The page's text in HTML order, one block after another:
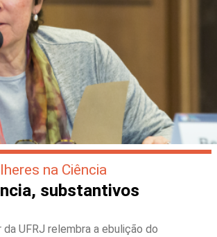
na Ciência
substantivos
UFRJ relembra a ebulição do